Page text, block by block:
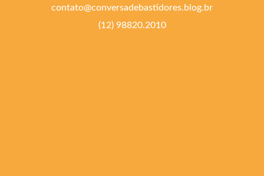
contato@conversadebastidores.blog.br
(12) 98820.2010